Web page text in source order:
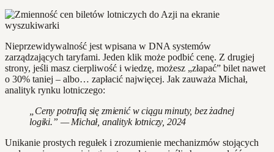
Nieprzewidywalność jest wpisana w DNA systemów
zarządzających taryfami. Jeden klik może podbić cenę. Z drugiej
strony, jeśli masz cierpliwość i wiedzę, możesz „złapać” bilet nawet
o 30% taniej – albo… zapłacić najwięcej. Jak zauważa Michał,
analityk rynku lotniczego:
„Ceny potrafią się zmienić w ciągu minuty, bez żadnej
logiki.” — Michał, analityk lotniczy, 2024
Unikanie prostych regułek i zrozumienie mechanizmów stojących